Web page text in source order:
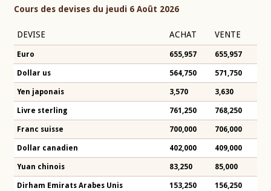
Cours des devises du jeudi 6 Août 2026
DEVISE ACHAT VENTE
Euro 655,957 655,957
Dollar us 564,750 571,750
Yen japonais 3,570 3,630
Livre sterling 761,250 768,250
Franc suisse 700,000 706,000
Dollar canadien 402,000 409,000
Yuan chinois 83,250 85,000
Dirham Emirats Arabes Unis 153,250 156,250